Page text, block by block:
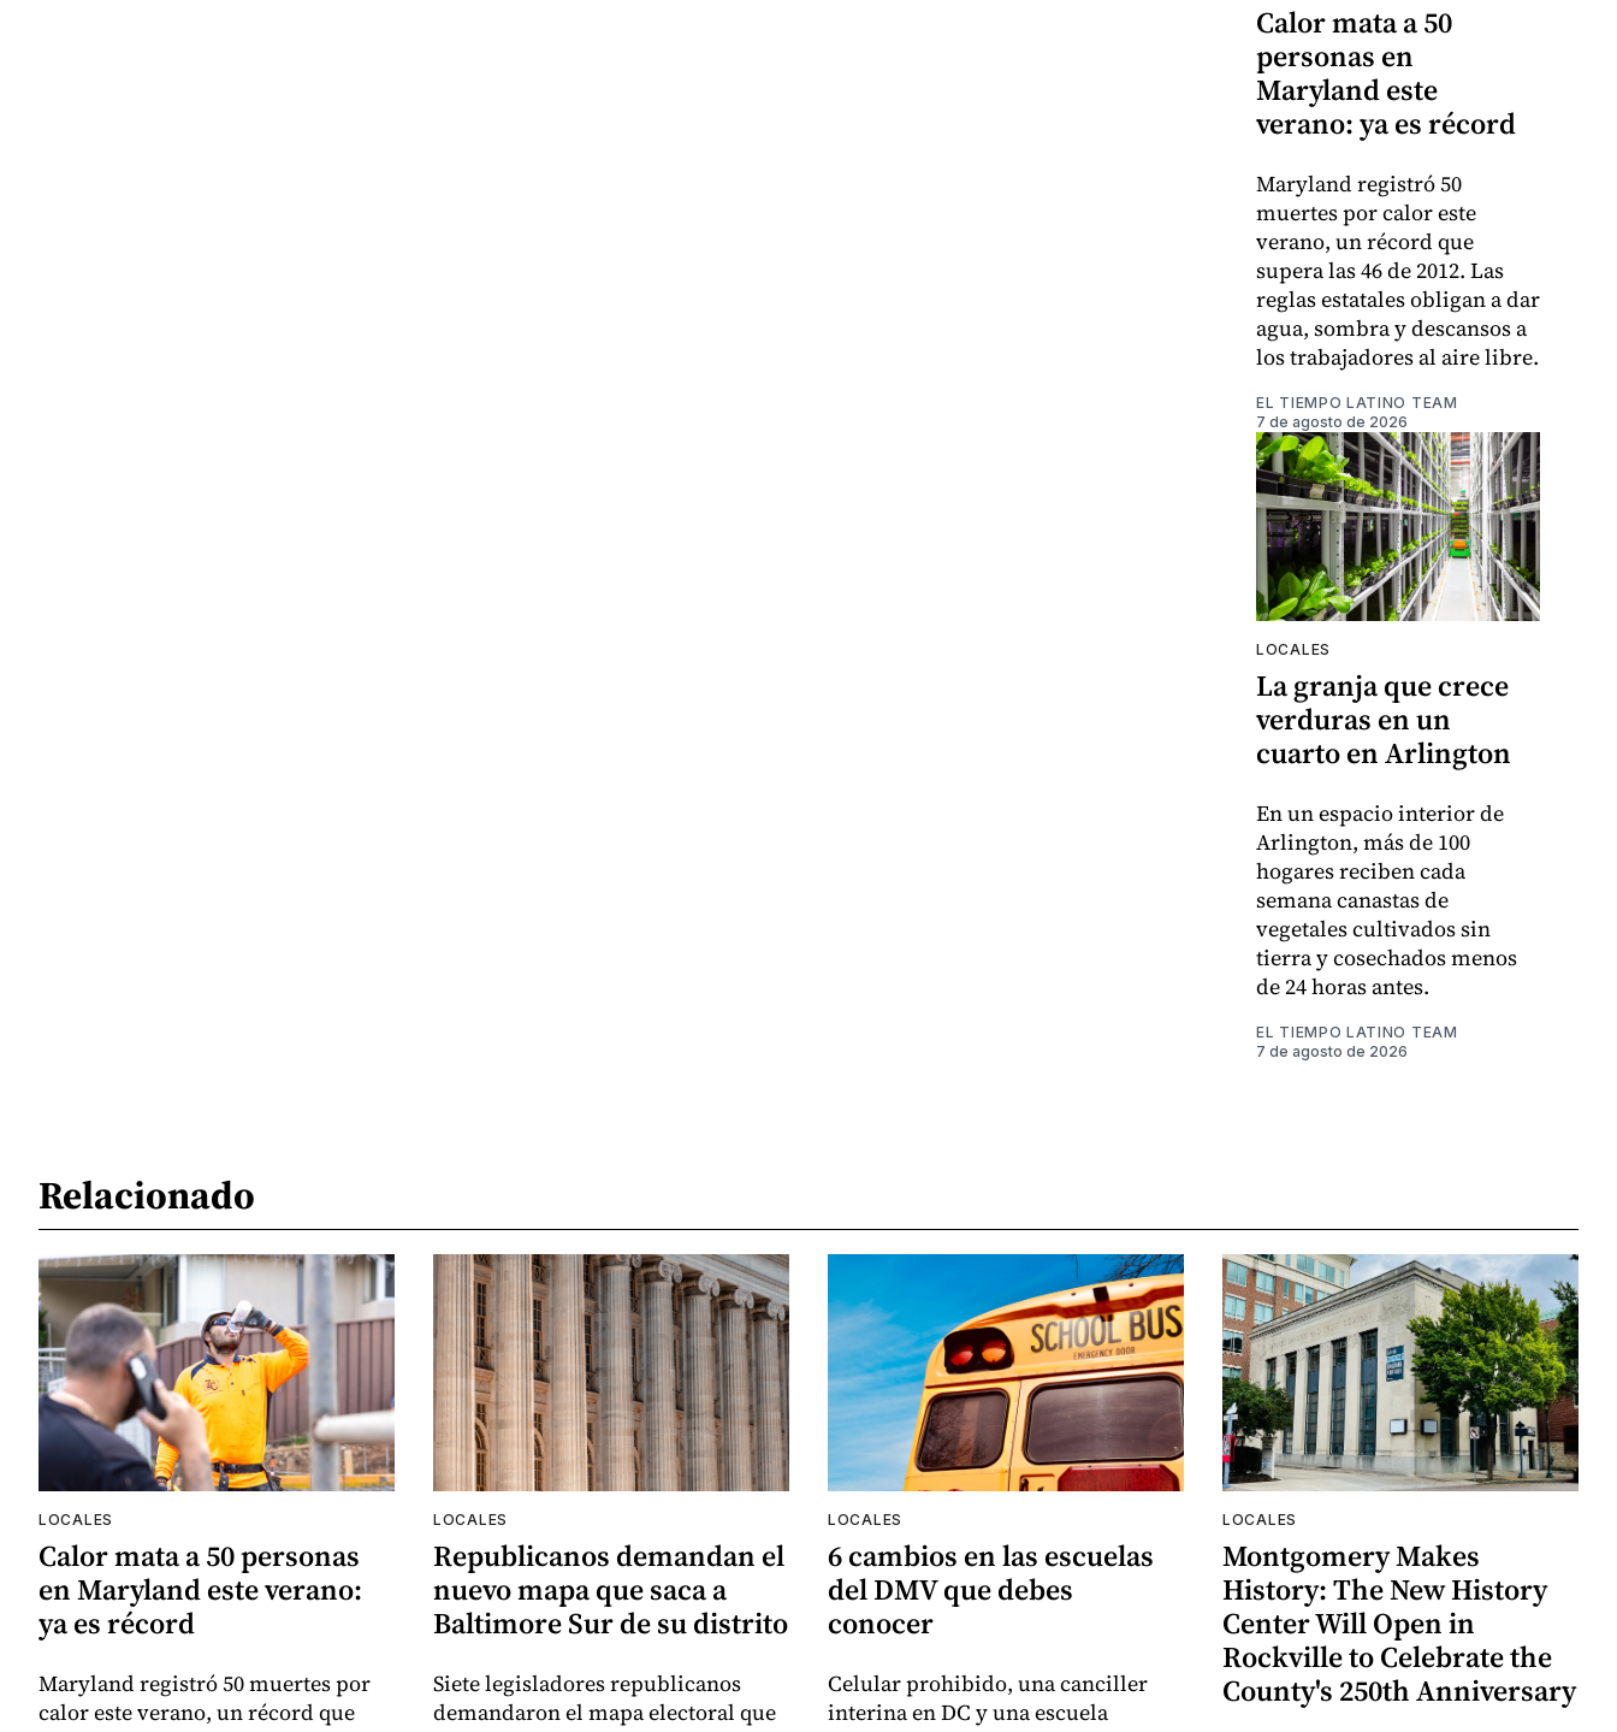
Calor mata a 50
personas en
Maryland este
verano: ya es récord
Maryland registró 50
muertes por calor este
verano, un récord que
supera las 46 de 2012. Las
reglas estatales obligan a dar
agua, sombra y descansos a
los trabajadores al aire libre.
EL TIEMPO LATINO TEAM
7 de agosto de 2026
LOCALES
La granja que crece
verduras en un
cuarto en Arlington
En un espacio interior de
Arlington, más de 100
hogares reciben cada
semana canastas de
vegetales cultivados sin
tierra y cosechados menos
de 24 horas antes.
EL TIEMPO LATINO TEAM
7 de agosto de 2026
Relacionado
LOCALES
Calor mata a 50 personas
en Maryland este verano:
ya es récord
Maryland registró 50 muertes por
calor este verano, un récord que
LOCALES
Republicanos demandan el
nuevo mapa que saca a
Baltimore Sur de su distrito
Siete legisladores republicanos
demandaron el mapa electoral que
LOCALES
6 cambios en las escuelas
del DMV que debes
conocer
Celular prohibido, una canciller
interina en DC y una escuela
LOCALES
Montgomery Makes
History: The New History
Center Will Open in
Rockville to Celebrate the
County's 250th Anniversary